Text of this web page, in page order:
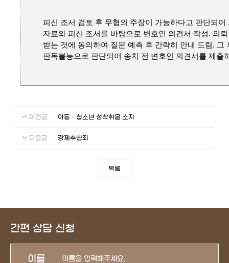
피신 조서 검토 후 무혐의 주장이 가능하다고 판단되어
자료와 피신 조서를 바탕으로 변호인 의견서 작성. 의
받는 것에 동의하여 질문 예측 후 간략히 안내 드림. 그
판독불능으로 판단되어 송치 전 변호인 의견서를 제
이전글 아동ㆍ청소년 성착취물 소지
다음글 강제추행죄
목록
간편 상담 신청
이름